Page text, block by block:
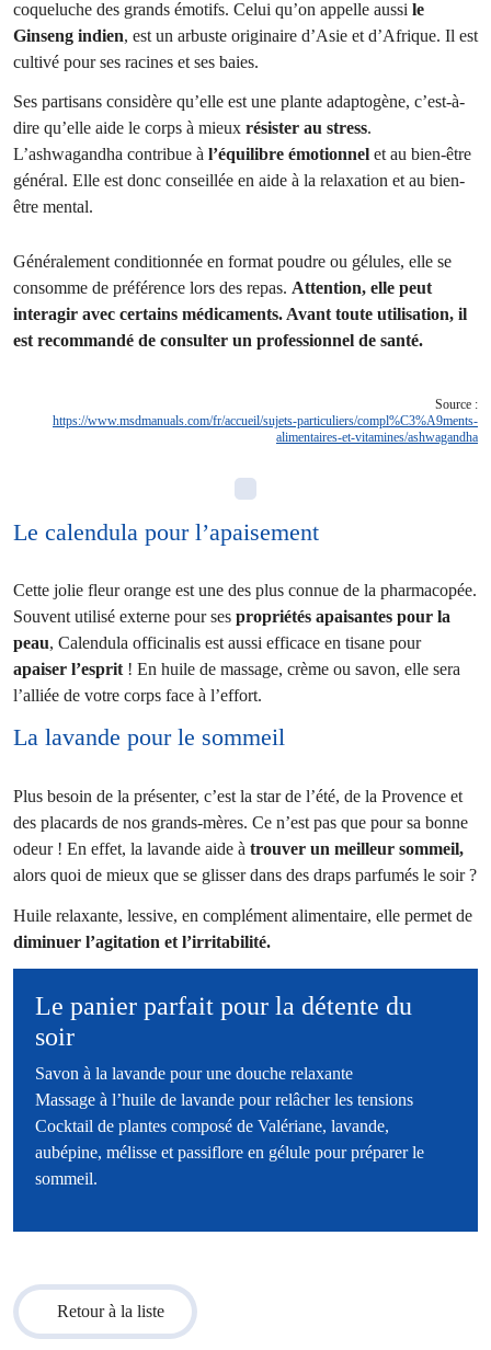
coqueluche des grands émotifs. Celui qu’on appelle aussi le
Ginseng indien, est un arbuste originaire d’Asie et d’Afrique. Il est
cultivé pour ses racines et ses baies.
Ses partisans considère qu’elle est une plante adaptogène, c’est-à-
dire qu’elle aide le corps à mieux résister au stress.
L’ashwagandha contribue à l’équilibre émotionnel et au bien-être
général. Elle est donc conseillée en aide à la relaxation et au bien-
être mental.
Généralement conditionnée en format poudre ou gélules, elle se
consomme de préférence lors des repas. Attention, elle peut
interagir avec certains médicaments. Avant toute utilisation, il
est recommandé de consulter un professionnel de santé.
Source :
https://www.msdmanuals.com/fr/accueil/sujets-particuliers/compl%C3%A9ments-
alimentaires-et-vitamines/ashwagandha
Le calendula pour l’apaisement
Cette jolie fleur orange est une des plus connue de la pharmacopée.
Souvent utilisé externe pour ses propriétés apaisantes pour la
peau, Calendula officinalis est aussi efficace en tisane pour
apaiser l’esprit ! En huile de massage, crème ou savon, elle sera
l’alliée de votre corps face à l’effort.
La lavande pour le sommeil
Plus besoin de la présenter, c’est la star de l’été, de la Provence et
des placards de nos grands-mères. Ce n’est pas que pour sa bonne
odeur ! En effet, la lavande aide à trouver un meilleur sommeil,
alors quoi de mieux que se glisser dans des draps parfumés le soir ?
Huile relaxante, lessive, en complément alimentaire, elle permet de
diminuer l’agitation et l’irritabilité.
Le panier parfait pour la détente du
soir
Savon à la lavande pour une douche relaxante
Massage à l’huile de lavande pour relâcher les tensions
Cocktail de plantes composé de Valériane, lavande,
aubépine, mélisse et passiflore en gélule pour préparer le
sommeil.
Retour à la liste